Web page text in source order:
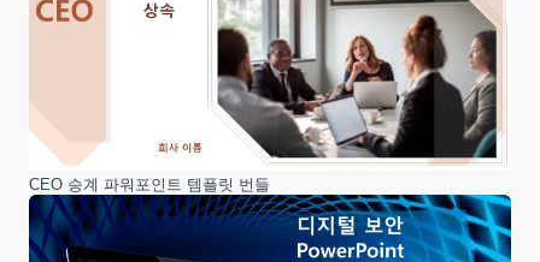
CEO 승계 파워포인트 템플릿 번들